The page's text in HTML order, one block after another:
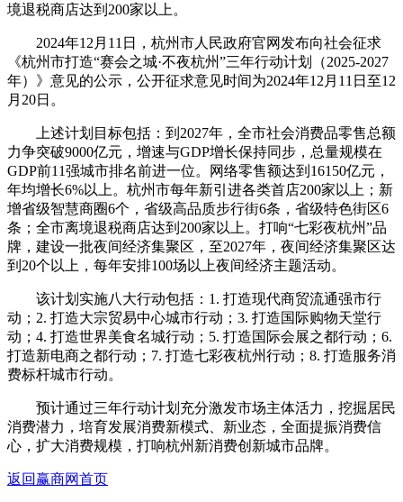
境退税商店达到200家以上。
2024年12月11日，杭州市人民政府官网发布向社会征求
《杭州市打造“赛会之城·不夜杭州”三年行动计划（2025-2027
年）》意见的公示，公开征求意见时间为2024年12月11日至12
月20日。
上述计划目标包括：到2027年，全市社会消费品零售总额
力争突破9000亿元，增速与GDP增长保持同步，总量规模在
GDP前11强城市排名前进一位。网络零售额达到16150亿元，
年均增长6%以上。杭州市每年新引进各类首店200家以上；新
增省级智慧商圈6个，省级高品质步行街6条，省级特色街区6
条；全市离境退税商店达到200家以上。打响“七彩夜杭州”品
牌，建设一批夜间经济集聚区，至2027年，夜间经济集聚区达
到20个以上，每年安排100场以上夜间经济主题活动。
该计划实施八大行动包括：1. 打造现代商贸流通强市行
动；2. 打造大宗贸易中心城市行动；3. 打造国际购物天堂行
动；4. 打造世界美食名城行动；5. 打造国际会展之都行动；6.
打造新电商之都行动；7. 打造七彩夜杭州行动；8. 打造服务消
费标杆城市行动。
预计通过三年行动计划充分激发市场主体活力，挖掘居民
消费潜力，培育发展消费新模式、新业态，全面提振消费信
心，扩大消费规模，打响杭州新消费创新城市品牌。
返回赢商网首页